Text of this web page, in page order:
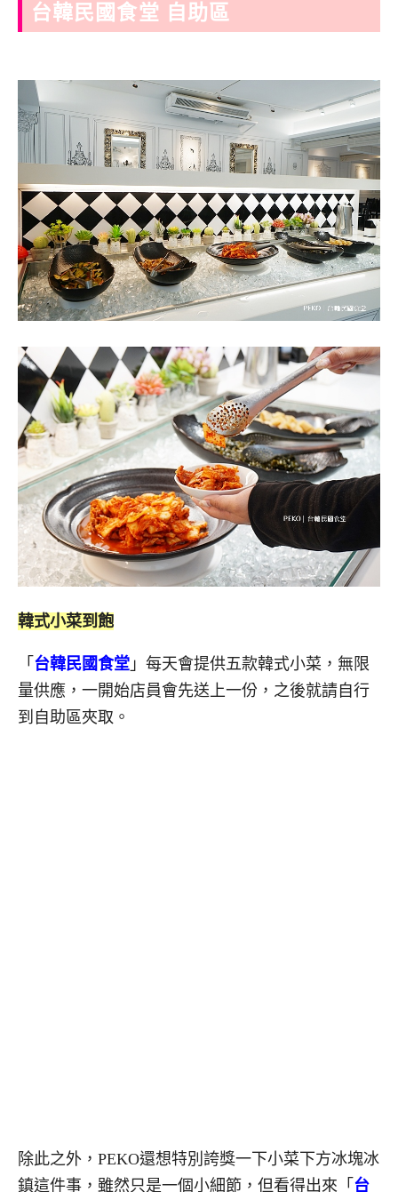
台韓民國食堂 自助區
韓式小菜到飽
「 台韓民國食堂 」每天會提供五款韓式小菜，無限
量供應，一開始店員會先送上一份，之後就請自行
到自助區夾取。
除此之外，PEKO還想特別誇獎一下小菜下方冰塊冰
鎮這件事，雖然只是一個小細節，但看得出來「 台